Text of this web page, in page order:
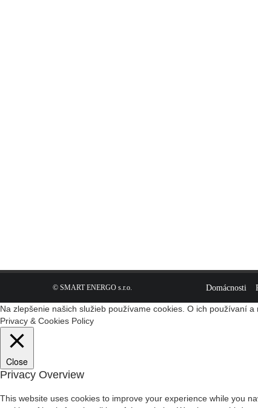
© SMART ENERGO s.r.o. Domácnosti
Na zlepšenie našich služieb používame cookies. O ich používaní
Privacy & Cookies Policy
Close
Privacy Overview
This website uses cookies to improve your experience while you